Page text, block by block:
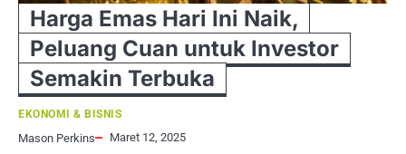
Harga Emas Hari Ini Naik,
Peluang Cuan untuk Investor
Semakin Terbuka
EKONOMI & BISNIS
Mason Perkins Maret 12, 2025